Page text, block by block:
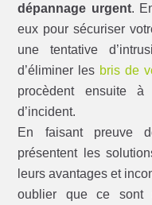
dépannage urgent.
eux pour sécuriser
une tentative
d’éliminer les bris de
procèdent ensuite
d’incident.
En faisant preuve
présentent les
leurs avantages et
oublier que ce sont